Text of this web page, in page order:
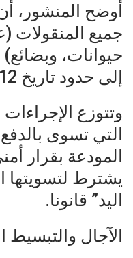
أوضح المنشور،
جميع المنقولات
حيوانات،
إلى حدود تاريخ 12 ديسمبر 2025.
وتتوزع
التي تسوى
المودعة بقرار
يشترط لتسويتها
اليد” قانونا.
الآجال والتبسيط